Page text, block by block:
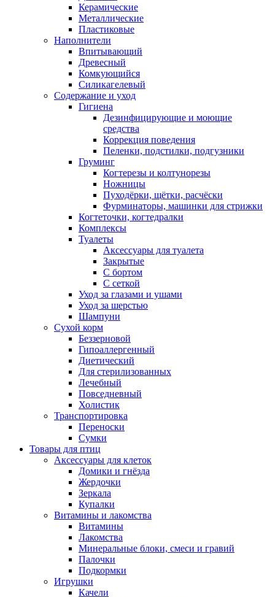
Керамические
Металлические
Пластиковые
Наполнители
Впитывающий
Древесный
Комкующийся
Силикагелевый
Содержание и уход
Гигиена
Дезинфицирующие и моющие
средства
Коррекция поведения
Пеленки, подстилки, подгузники
Груминг
Когтерезы и колтунорезы
Ножницы
Пуходёрки, щётки, расчёски
Фурминаторы, машинки для стрижки
Когтеточки, когтедралки
Комплексы
Туалеты
Аксессуары для туалета
Закрытые
С бортом
С сеткой
Уход за глазами и ушами
Уход за шерстью
Шампуни
Сухой корм
Беззерновой
Гипоаллергенный
Диетический
Для стерилизованных
Лечебный
Повседневный
Холистик
Транспортировка
Переноски
Сумки
Товары для птиц
Аксессуары для клеток
Домики и гнёзда
Жердочки
Зеркала
Купалки
Витамины и лакомства
Витамины
Лакомства
Минеральные блоки, смеси и гравий
Палочки
Подкормки
Игрушки
Качели